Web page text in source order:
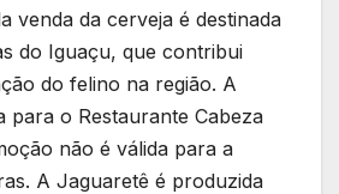
venda da cerveja é destinada
do Iguaçu, que contribui
do felino na região. A
para o Restaurante Cabeza
não é válida para a
A Jaguaretê é produzida